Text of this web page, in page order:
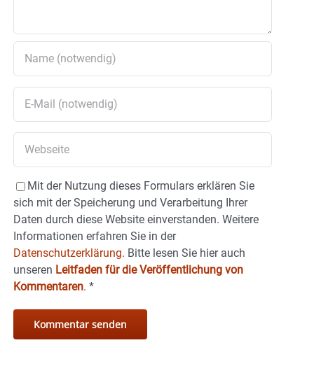
Mit der Nutzung dieses Formulars erklären Sie
sich mit der Speicherung und Verarbeitung Ihrer
Daten durch diese Website einverstanden. Weitere
Informationen erfahren Sie in der
Datenschutzerklärung. Bitte lesen Sie hier auch
unseren Leitfaden für die Veröffentlichung von
Kommentaren. *